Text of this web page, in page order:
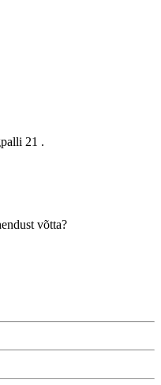
21 .
võtta?